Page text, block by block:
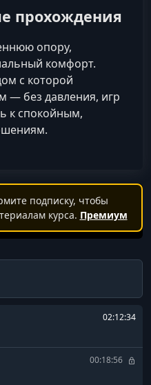
прохождения
опору,
комфорт.
с которой
— без давления, игр
к спокойным,
подписку, чтобы
курса. Премиум
02:12:34
00:18:56